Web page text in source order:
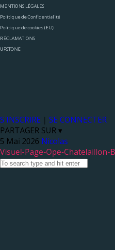
MENTIONS LÉGALES
Politique de Confidentialité
Politique de cookies (EU)
RÉCLAMATIONS
UPSTONE
S'INSCRIRE | SE CONNECTER
PARTAGER SUR ▾
Nicolas
Visuel-Page-Ope-Chatelaillon-